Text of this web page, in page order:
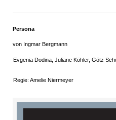
Persona
von Ingmar Bergmann
Evgenia Dodina, Juliane Köhler, Götz
Regie: Amelie Niermeyer